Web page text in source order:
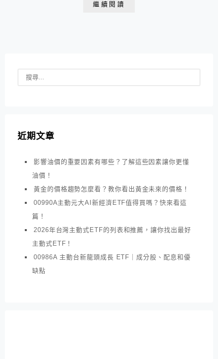
繼續閱讀
近期文章
影響油價的重要因素有哪些？了解這些因素讓你更懂
油價！
黃金的價格趨勢怎麼看？教你看出黃金未來的價格！
00990A主動元大AI新經濟ETF值得買嗎？快來看這
篇！
2026年台灣主動式ETF的列表和推薦，讓你找出最好
主動式ETF！
00986A 主動台新龍頭成長 ETF｜成分股、配息和優
缺點